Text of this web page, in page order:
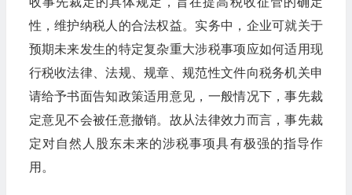
性，维护纳税人的合法权益。实务中，企业可就关于
预期未来发生的特定复杂重大涉税事项应如何适用现
行税收法律、法规、规章、规范性文件向税务机关申
请给予书面告知政策适用意见，一般情况下，事先裁
定意见不会被任意撤销。故从法律效力而言，事先裁
定对自然人股东未来的涉税事项具有极强的指导作
用。